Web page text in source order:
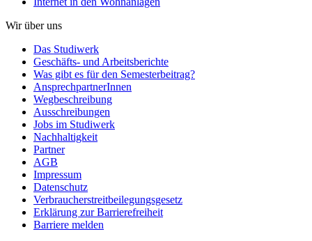
Wir über uns
Das Studiwerk
Geschäfts- und Arbeitsberichte
Was gibt es für den Semesterbeitrag?
AnsprechpartnerInnen
Wegbeschreibung
Ausschreibungen
Jobs im Studiwerk
Nachhaltigkeit
Partner
AGB
Impressum
Datenschutz
Verbraucherstreitbeilegungsgesetz
Erklärung zur Barrierefreiheit
Barriere melden